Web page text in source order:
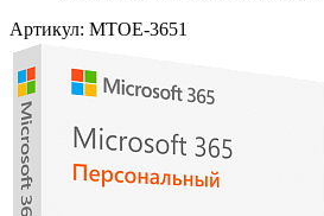
Артикул: MTOE-3651